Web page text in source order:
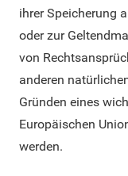
ihrer Speicherung
oder zur
von
anderen
Gründen eines
Europäischen
werden.